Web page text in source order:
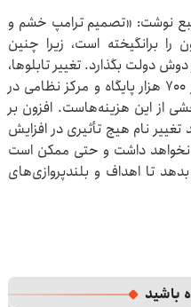
منبع نوشت: «تصمیم ترامپ خشم و
را برانگیخته است، زیرا چنین
دولت بگذارد. تغییر تابلوها،
شعارها و نمادهای رسمی در بیش از ۷۰۰ هزار پایگاه و مرکز نظامی در
از این هزینه‌هاست. افزون بر
نام هیچ تأثیری در افزایش
نخواهد داشت و حتی ممکن است
تا اهداف و بلندپروازی‌های
باشید